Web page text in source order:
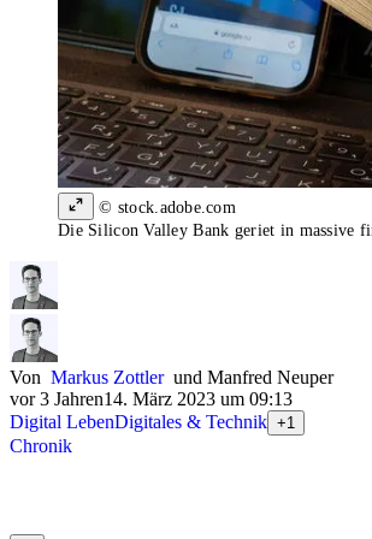
© stock.adobe.com
Die Silicon Valley Bank geriet in massive
Von Markus Zottler und Manfred Neuper
vor 3 Jahren14. März 2023 um 09:13
Digital LebenDigitales & Technik +1
Chronik